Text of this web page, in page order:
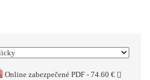
Online zabezpečené PDF - 74.60 €